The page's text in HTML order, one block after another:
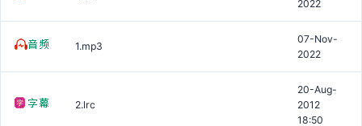
2022
1.mp3
07-Nov-
2022
2.lrc
20-Aug-
2012
18:50